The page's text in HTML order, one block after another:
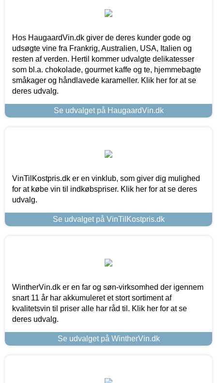
Hos HaugaardVin.dk giver de deres kunder gode og
udsøgte vine fra Frankrig, Australien, USA, Italien og
resten af verden. Hertil kommer udvalgte delikatesser
som bl.a. chokolade, gourmet kaffe og te, hjemmebagte
småkager og håndlavede karameller. Klik her for at se
deres udvalg.
Se udvalget på HaugaardVin.dk
VinTilKostpris.dk er en vinklub, som giver dig mulighed
for at købe vin til indkøbspriser. Klik her for at se deres
udvalg.
Se udvalget på VinTilKostpris.dk
WintherVin.dk er en far og søn-virksomhed der igennem
snart 11 år har akkumuleret et stort sortiment af
kvalitetsvin til priser alle har råd til. Klik her for at se
deres udvalg.
Se udvalget på WintherVin.dk